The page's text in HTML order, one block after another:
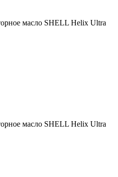
масло SHELL Helix Ultra
масло SHELL Helix Ultra